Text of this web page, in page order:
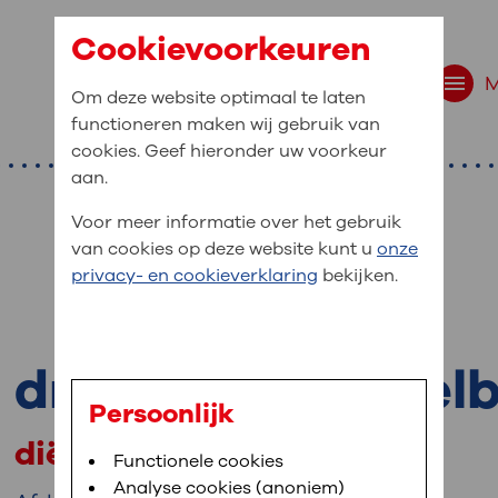
website navigatie
bent u naar op
Bloedafname,MijnOLVG,Digitalisering
medische gegevens
In MijnOLVG kunt u uw medische
het u uitkomt. OLVG breidt MijnOLVG
drs. M.M.
diëtist
Cookievoorkeuren
Om deze website optimaal te laten
functioneren maken wij gebruik van
cookies. Geef hieronder uw voorkeur
aan.
Voor meer informatie over het gebruik
van cookies op deze website kunt u onze
privacy- en cookieverklaring bekijken.
Persoonlijk
Functionele cookies
Analyse cookies (anoniem)